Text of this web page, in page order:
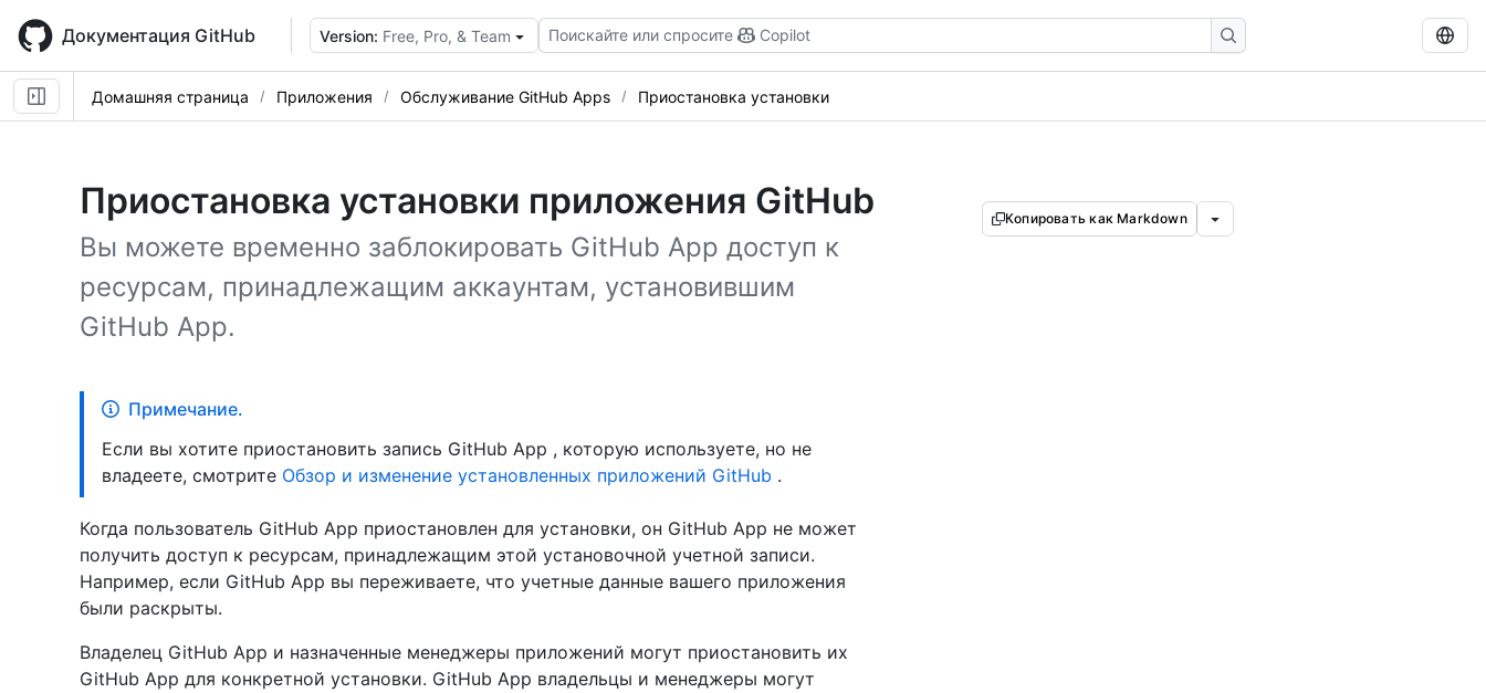
main
content
Документация GitHub Version: Free, Pro, & Team Поискайте или спросите Copilot
Домашняя страница Приложения Обслуживание GitHub Apps Приостановка установки
Приостановка установки приложения GitHub
Вы можете временно заблокировать GitHub App доступ к
ресурсам, принадлежащим аккаунтам, установившим
GitHub App.
Копировать как Markdown
Примечание.
Если вы хотите приостановить запись GitHub App , которую используете, но не
владеете, смотрите Обзор и изменение установленных приложений GitHub .
Когда пользователь GitHub App приостановлен для установки, он GitHub App не может
получить доступ к ресурсам, принадлежащим этой установочной учетной записи.
Например, если GitHub App вы переживаете, что учетные данные вашего приложения
были раскрыты.
Владелец GitHub App и назначенные менеджеры приложений могут приостановить их
GitHub App для конкретной установки. GitHub App владельцы и менеджеры могут